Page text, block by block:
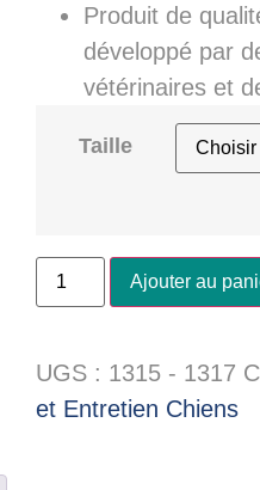
Produit de
développé par
vétérinaires et
Taille
Ajouter au
UGS : 1315 - 1317
et Entretien Chiens